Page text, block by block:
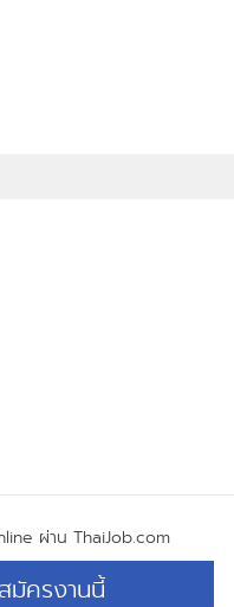
ผ่าน ThaiJob.com
ครงานนี้